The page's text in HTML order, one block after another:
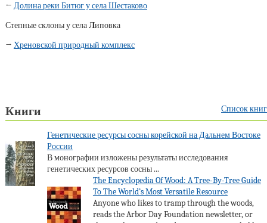
← Долина реки Битюг у села Шестаково
Степные склоны у селаЛиповка
→ Хреновской природный комплекс
Книги Список книг
Генетические ресурсы сосны корейской на Дальнем Востоке
России
В монографии изложены результаты исследования
генетических ресурсов сосны ...
The Encyclopedia Of Wood: A Tree-By-Tree Guide
To The World’s Most Versatile Resource
Anyone who likes to tramp through the woods,
reads the Arbor Day Foundation newsletter, or